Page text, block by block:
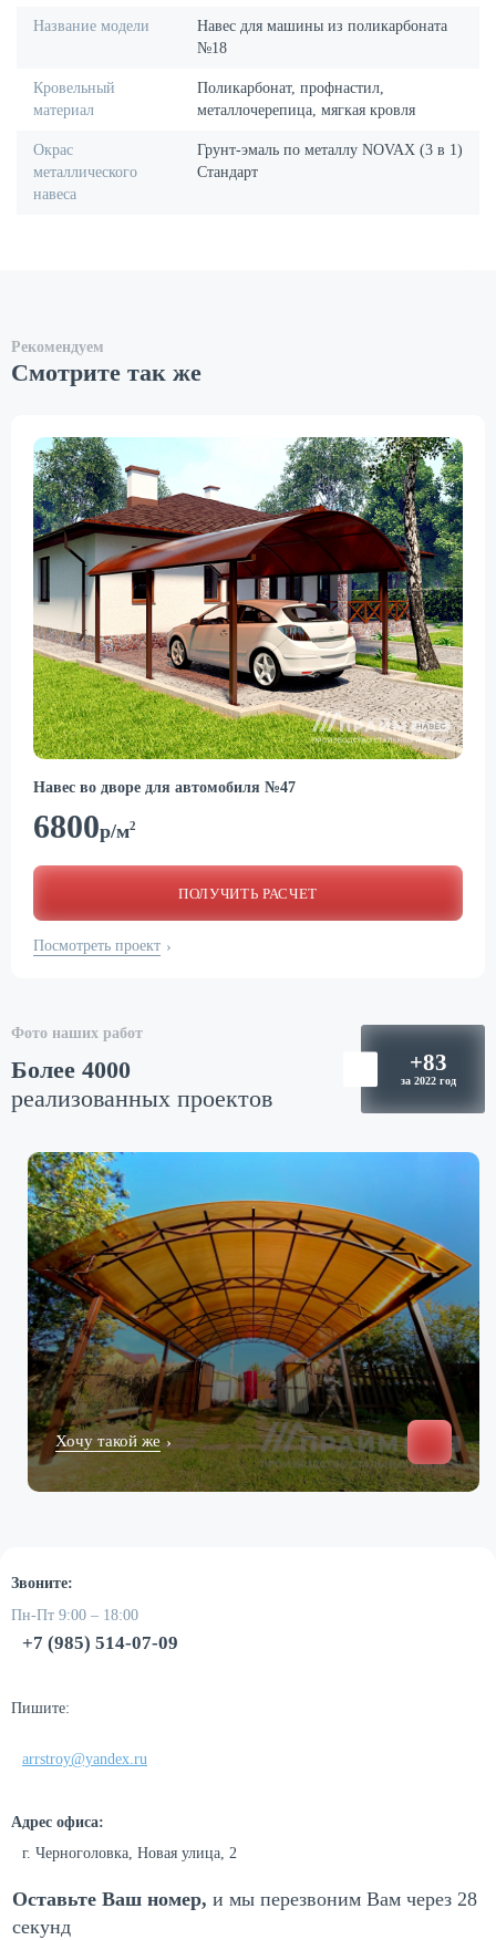
Название модели
Навес для машины из поликарбоната
№18
Кровельный
материал
Поликарбонат, профнастил,
металлочерепица, мягкая кровля
Окрас
металлического
навеса
Грунт-эмаль по металлу NOVAX (3 в 1)
Стандарт
Рекомендуем
Смотрите так же
Навес во дворе для автомобиля №47
6800р/м2
ПОЛУЧИТЬ РАСЧЕТ
Посмотреть проект ›
Фото наших работ
Более 4000
реализованных проектов
Хочу такой же ›
Звоните:
Пн-Пт 9:00 – 18:00
+7 (985) 514-07-09
Пишите:
arrstroy@yandex.ru
Адрес офиса:
г. Черноголовка, Новая улица, 2
Оставьте Ваш номер, и мы перезвоним Вам через 28
секунд